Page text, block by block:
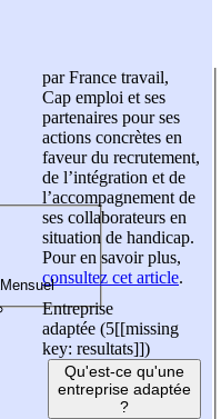
par France travail,
Cap emploi et ses
partenaires pour ses
actions concrètes en
faveur du recrutement,
de l’intégration et de
l’accompagnement de
ses collaborateurs en
situation de handicap.
Pour en savoir plus,
consultez cet article.
Entreprise
adaptée (5[[missing
key: resultats]])
Qu'est-ce qu'une
entreprise adaptée
?